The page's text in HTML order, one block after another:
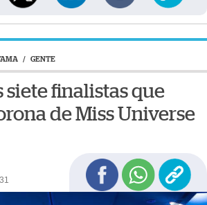
/ GENTE
siete finalistas que
de Miss Universe